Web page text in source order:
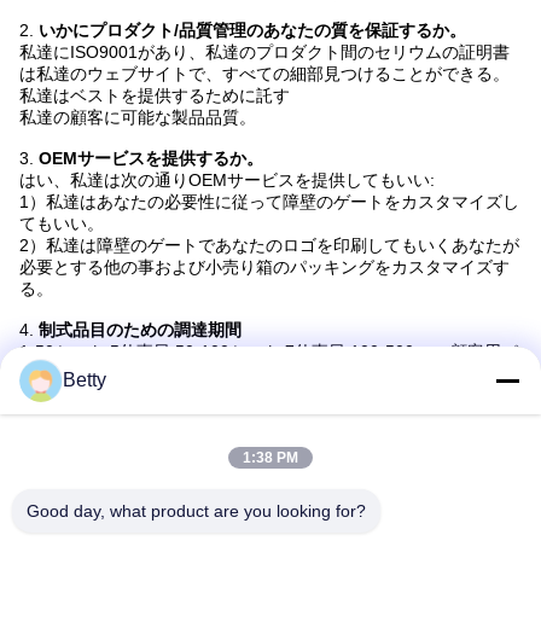
2. いかにプロダクト/品質管理のあなたの質を保証するか。
私達にISO9001があり、私達のプロダクト間のセリウムの証明書
は私達のウェブサイトで、すべての細部見つけることができる。
私達はベストを提供するために託す
私達の顧客に可能な製品品質。
3. OEMサービスを提供するか。
はい、私達は次の通りOEMサービスを提供してもいい:
1）私達はあなたの必要性に従って障壁のゲートをカスタマイズし
てもいい。
2）私達は障壁のゲートであなたのロゴを印刷してもいくあなたが
必要とする他の事および小売り箱のパッキングをカスタマイズす
る。
4. 制式品目のための調達期間
1-50セット:5仕事日;50-100セット:7仕事日;100-500sets:顧客用パ
ッケージまたはロゴのための15仕事日、3-10仕事日より長い
5.販売サービスの後で品質保証/保証をおよび提供するか。
売および専門エンジニアは時機を得た助けを与えることができ
6.あなたの売り上げ後のサービスは何であるか。
Betty
1:38 PM
Good day, what product are you looking for?